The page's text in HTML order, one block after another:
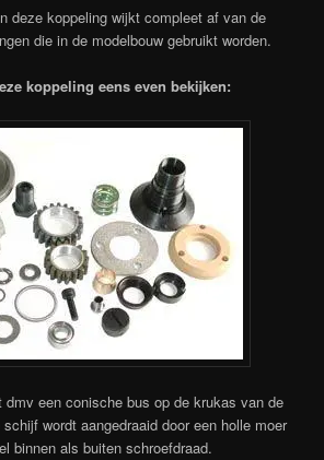
deze koppeling wijkt compleet af van de
die in de modelbouw gebruikt worden.
koppeling eens even bekijken:
dmv een conische bus op de krukas van de
wordt aangedraaid door een holle moer
binnen als buiten schroefdraad.